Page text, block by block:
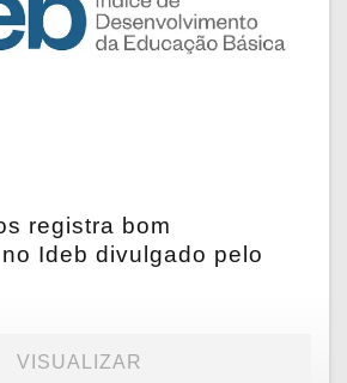
registra bom
Ideb divulgado pelo
VISUALIZAR